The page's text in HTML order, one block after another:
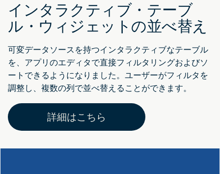
インタラクティブ・テーブ
ル・ウィジェットの並べ替え
可変データソースを持つインタラクティブなテーブル
を、アプリのエディタで直接フィルタリングおよびソ
ートできるようになりました。ユーザーがフィルタを
調整し、複数の列で並べ替えることができます。
詳細はこちら